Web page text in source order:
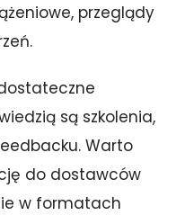
przeglądy
są szkolenia,
Warto
do dostawców
w formatach